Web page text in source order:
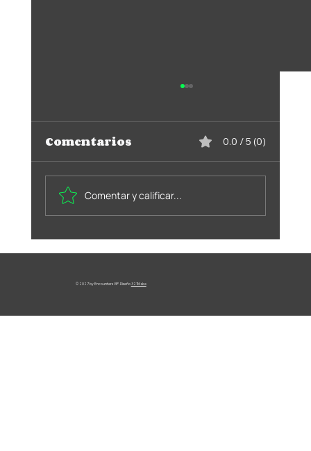
100% Servicio
Comentarios 0.0 / 5 (0)
Comentar y calificar...
© 2027 by Encounters VIP. Diseño321Make